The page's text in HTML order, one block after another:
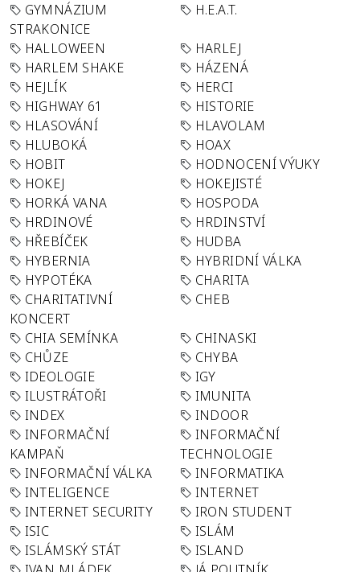
GYMNÁZIUM
STRAKONICE
H.E.A.T.
HALLOWEEN
HARLEJ
HARLEM SHAKE
HÁZENÁ
HEJLÍK
HERCI
HIGHWAY 61
HISTORIE
HLASOVÁNÍ
HLAVOLAM
HLUBOKÁ
HOAX
HOBIT
HODNOCENÍ VÝUKY
HOKEJ
HOKEJISTÉ
HORKÁ VANA
HOSPODA
HRDINOVÉ
HRDINSTVÍ
HŘEBÍČEK
HUDBA
HYBERNIA
HYBRIDNÍ VÁLKA
HYPOTÉKA
CHARITA
CHARITATIVNÍ
KONCERT
CHEB
CHIA SEMÍNKA
CHINASKI
CHŮZE
CHYBA
IDEOLOGIE
IGY
ILUSTRÁTOŘI
IMUNITA
INDEX
INDOOR
INFORMAČNÍ
KAMPAŇ
INFORMAČNÍ
TECHNOLOGIE
INFORMAČNÍ VÁLKA
INFORMATIKA
INTELIGENCE
INTERNET
INTERNET SECURITY
IRON STUDENT
ISIC
ISLÁM
ISLÁMSKÝ STÁT
ISLAND